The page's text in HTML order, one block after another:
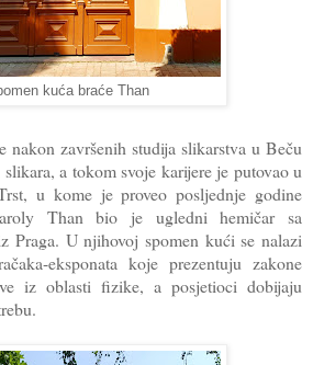
kuća braće Than
nakon završenih studija slikarstva u Beču
a tokom svoje karijere je putovao u
u kome je proveo posljednje godine
Than bio je ugledni hemičar sa
Praga. U njihovoj spomen kući se nalazi
eksponata koje prezentuju zakone
iz oblasti fizike, a posjetioci dobijaju